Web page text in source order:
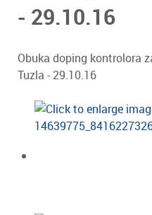
- 29.10.16
Obuka doping kontrolora
Tuzla - 29.10.16